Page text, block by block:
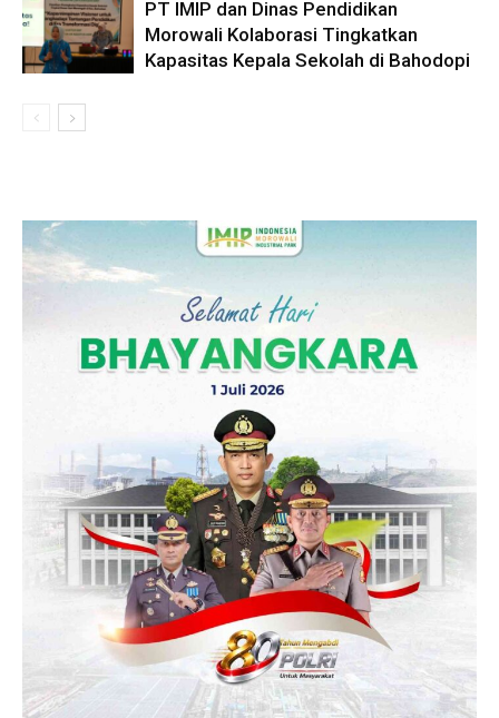
PT IMIP dan Dinas Pendidikan
Morowali Kolaborasi Tingkatkan
Kapasitas Kepala Sekolah di Bahodopi